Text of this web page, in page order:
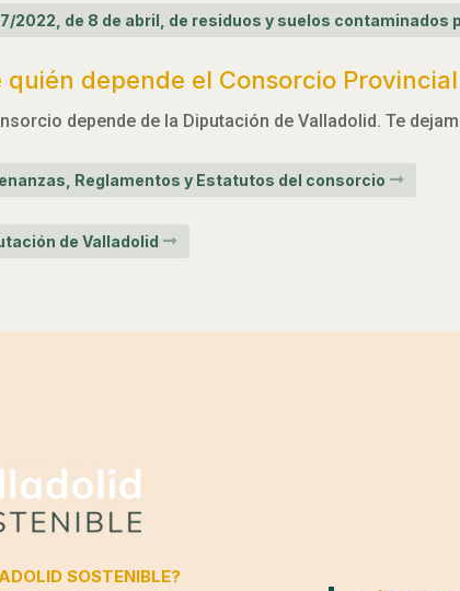
7/2022, de 8 de abril, de residuos y suelos contaminados
quién depende el Consorcio
depende de la Diputación de Valladolid. Te
Reglamentos y Estatutos del consorcio
de Valladolid
SOSTENIBLE?